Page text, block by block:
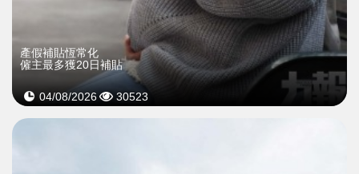
產假補貼恆常化
僱主最多獲20日補貼
04/08/2026 30523